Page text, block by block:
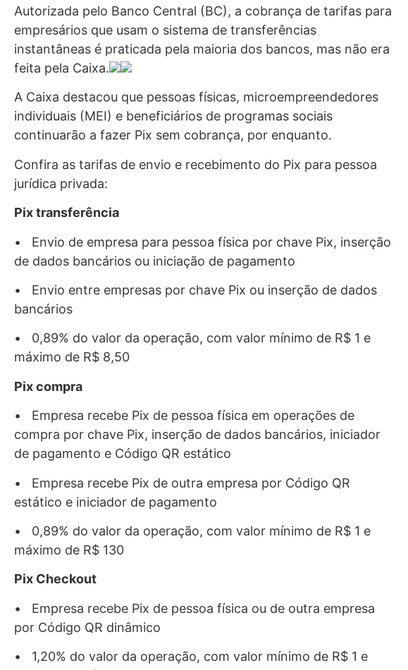
Autorizada pelo Banco Central (BC), a cobrança de tarifas para
empresários que usam o sistema de transferências
instantâneas é praticada pela maioria dos bancos, mas não era
feita pela Caixa.
A Caixa destacou que pessoas físicas, microempreendedores
individuais (MEI) e beneficiários de programas sociais
continuarão a fazer Pix sem cobrança, por enquanto.
Confira as tarifas de envio e recebimento do Pix para pessoa
jurídica privada:
Pix transferência
• Envio de empresa para pessoa física por chave Pix, inserção
de dados bancários ou iniciação de pagamento
• Envio entre empresas por chave Pix ou inserção de dados
bancários
• 0,89% do valor da operação, com valor mínimo de R$ 1 e
máximo de R$ 8,50
Pix compra
• Empresa recebe Pix de pessoa física em operações de
compra por chave Pix, inserção de dados bancários, iniciador
de pagamento e Código QR estático
• Empresa recebe Pix de outra empresa por Código QR
estático e iniciador de pagamento
• 0,89% do valor da operação, com valor mínimo de R$ 1 e
máximo de R$ 130
Pix Checkout
• Empresa recebe Pix de pessoa física ou de outra empresa
por Código QR dinâmico
• 1,20% do valor da operação, com valor mínimo de R$ 1 e